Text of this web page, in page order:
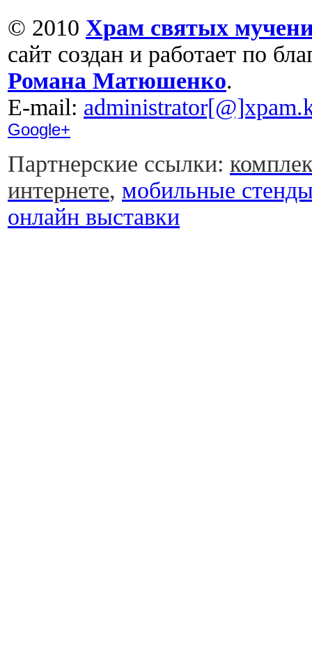
© 2010 Храм святых
сайт создан и работает по
Романа Матюшенко.
Е-mail:
Google+
Партнерские ссылки:
интернете, мобильные
онлайн выставки